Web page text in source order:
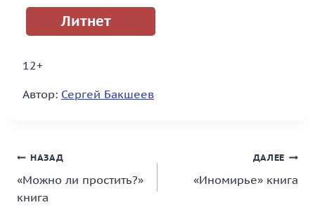
Литнет
12+
Автор: Сергей Бакшеев
Навигация
по
записям
НАЗАД
«Можно ли простить?»
книга
ДАЛЕЕ
«Иномирье» книга